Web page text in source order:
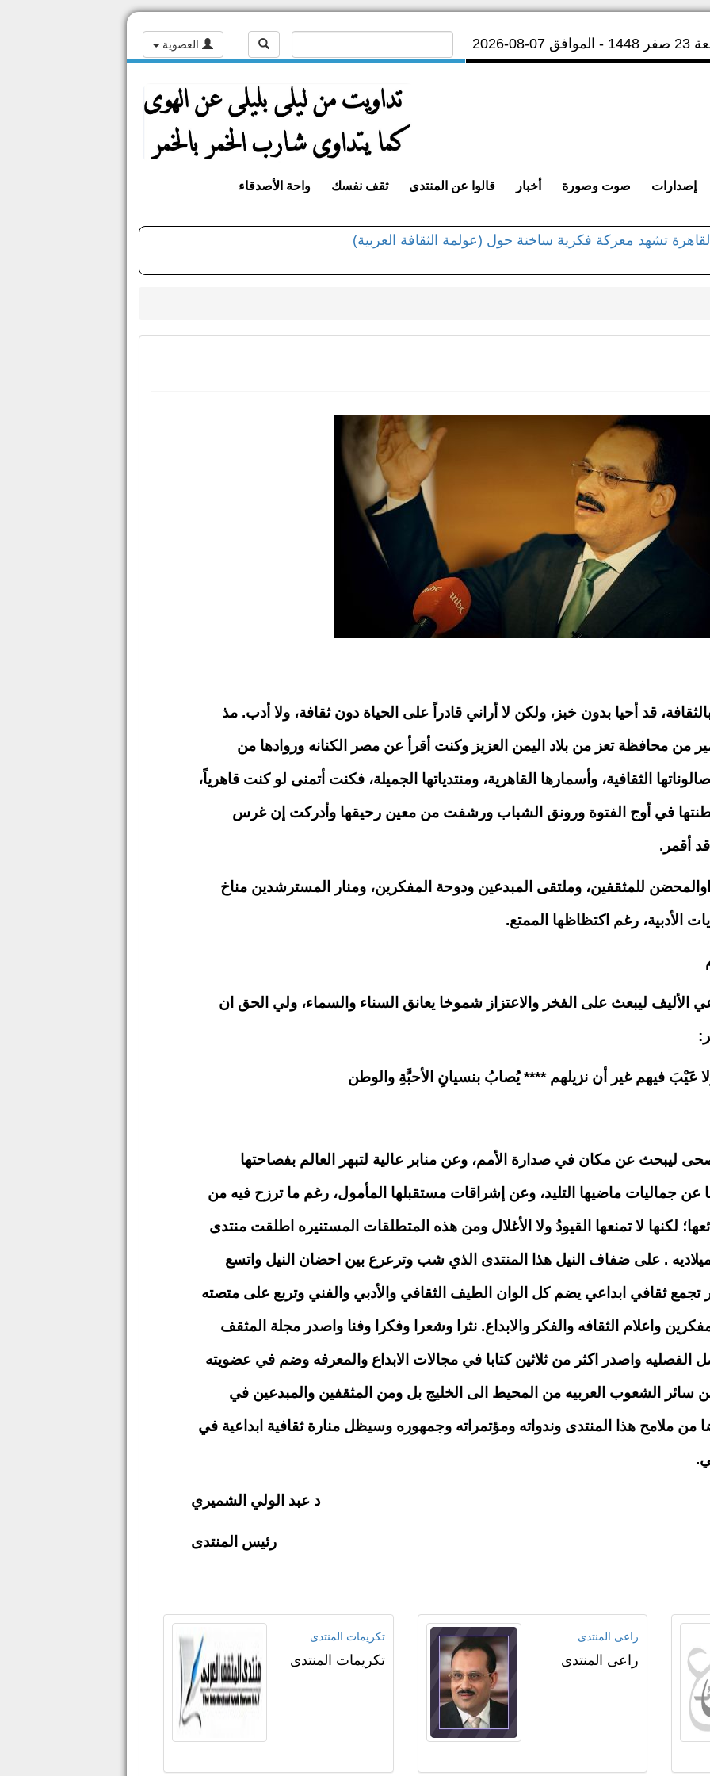
07-08-2026 العضوية
إصدارات صوت وصورة أخبار قالوا عن المنتدى ثقف نفسك واحة الأصدقاء
تشهد معركة فكرية ساخنة حول (عولمة الثقافة العربية)
ينعي وفاة القاضي والشاعر اليمنى الكبير أحمد محمد المجاهد
قد أحيا بدون خبز، ولكن لا أراني قادراً على الحياة دون ثقافة، ولا أدب. مذ
من محافظة تعز من بلاد اليمن العزيز وكنت أقرأ عن مصر الكنانه وروادها من
الثقافية، وأسمارها القاهرية، ومنتدياتها الجميلة، فكنت أتمنى لو كنت قاهرياً،
في أوج الفتوة ورونق الشباب ورشفت من معين رحيقها وأدركت إن غرس
أقمر.
للمثقفين، وملتقى المبدعين ودوحة المفكرين، ومنار المسترشدين مناخ
الأدبية، رغم اكتظاظها الممتع.
الأليف ليبعث على الفخر والاعتزاز شموخا يعانق السناء والسماء، ولي الحق ان
عَيْبَ فيهم غير أن نزيلهم **** يُصابُ بنسيانِ الأحبَّةِ والوطن
ليبحث عن مكان في صدارة الأمم، وعن منابر عالية لتبهر العالم بفصاحتها
عن جماليات ماضيها التليد، وعن إشراقات مستقبلها المأمول، رغم ما ترزح فيه من
لكنها لا تمنعها القيودُ ولا الأغلال ومن هذه المتطلقات المستنيره اطلقت منتدى
العربي سنة 2000 ميلاديه . على ضفاف النيل هذا المنتدى الذي شب وترعرع بين احضان النيل واتسع
ثقافي ابداعي يضم كل الوان الطيف الثقافي والأدبي والفني وتربع على متصته
واعلام الثقافه والفكر والابداع. نثرا وشعرا وفكرا وفنا واصدر مجلة المثقف
الفصليه واصدر اكثر من ثلاثين كتابا في مجالات الابداع والمعرفه وضم في عضويته
من سائر الشعوب العربيه من المحيط الى الخليج بل ومن المثقفين والمبدعين في
من ملامح هذا المنتدى وندواته ومؤتمراته وجمهوره وسيظل منارة ثقافية ابداعية في
د عبد الولي الشميري
رئيس المنتدى
راعى المنتدى
راعى المنتدى
تكريمات المنتدى
تكريمات المنتدى